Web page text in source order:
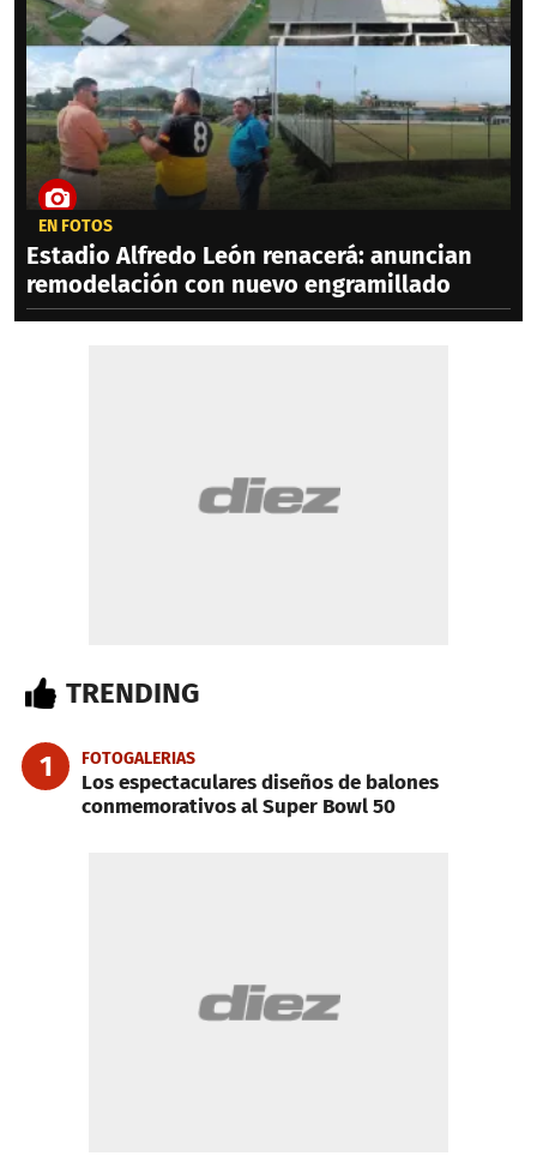
EN FOTOS
Estadio Alfredo León renacerá: anuncian
remodelación con nuevo engramillado
TRENDING
1 FOTOGALERIAS
Los espectaculares diseños de balones
conmemorativos al Super Bowl 50